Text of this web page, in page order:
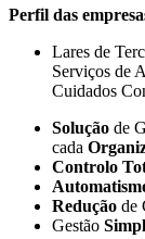
Perfil das
Lares de
Serviços de
Cuidados
Solução de
cada
Controlo
Redução de
Gestão